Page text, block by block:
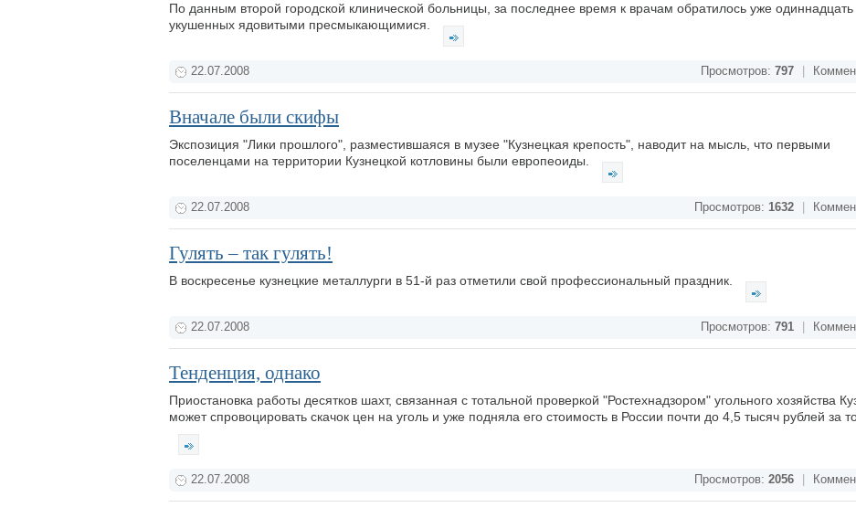
По данным второй городской клинической больницы, за последнее время к врачам обратилось уже одиннадцать
укушенных ядовитыми пресмыкающимися.
22.07.2008 Просмотров: 797
Вначале были скифы
Экспозиция "Лики прошлого", разместившаяся в музее "Кузнецкая крепость", наводит на мысль, что первыми
поселенцами на территории Кузнецкой котловины были европеоиды.
22.07.2008 Просмотров: 1632
Гулять – так гулять!
В воскресенье кузнецкие металлурги в 51-й раз отметили свой профессиональный праздник.
22.07.2008 Просмотров: 791
Тенденция, однако
Приостановка работы десятков шахт, связанная с тотальной проверкой "Ростехнадзором" угольного хозяйства
может спровоцировать скачок цен на уголь и уже подняла его стоимость в России почти до 4,5 тысяч рублей за
22.07.2008 Просмотров: 2056